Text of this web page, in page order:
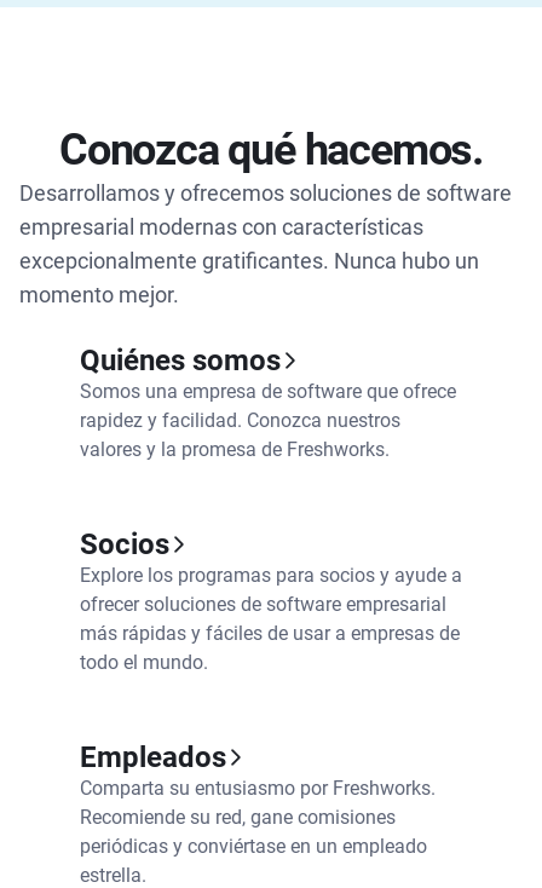
Conozca qué hacemos.
Desarrollamos y ofrecemos soluciones de software
empresarial modernas con características
excepcionalmente gratificantes. Nunca hubo un
momento mejor.
Quiénes somos
Somos una empresa de software que ofrece
rapidez y facilidad. Conozca nuestros
valores y la promesa de Freshworks.
Socios
Explore los programas para socios y ayude a
ofrecer soluciones de software empresarial
más rápidas y fáciles de usar a empresas de
todo el mundo.
Empleados
Comparta su entusiasmo por Freshworks.
Recomiende su red, gane comisiones
periódicas y conviértase en un empleado
estrella.